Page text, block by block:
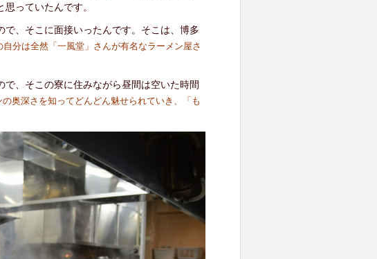
っていたんです。
、そこに面接いったんです。そこは、博多
自分は全然「一風堂」さんが有名なラーメン屋さ
、そこの寮に住みながら昼間は空いた時間
の奥深さを知ってどんどん魅せられていき、「も